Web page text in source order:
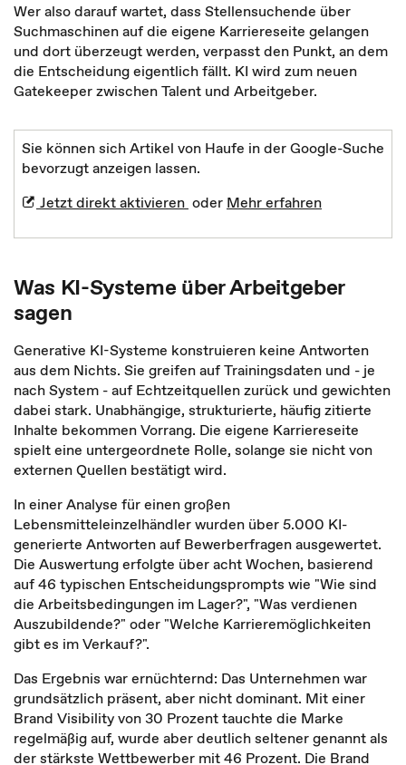
Wer also darauf wartet, dass Stellensuchende über
Suchmaschinen auf die eigene Karriereseite gelangen
und dort überzeugt werden, verpasst den Punkt, an dem
die Entscheidung eigentlich fällt. KI wird zum neuen
Gatekeeper zwischen Talent und Arbeitgeber.
Sie können sich Artikel von Haufe in der Google-Suche
bevorzugt anzeigen lassen.
Jetzt direkt aktivieren oder Mehr erfahren
Was KI-Systeme über Arbeitgeber
sagen
Generative KI-Systeme konstruieren keine Antworten
aus dem Nichts. Sie greifen auf Trainingsdaten und - je
nach System - auf Echtzeitquellen zurück und gewichten
dabei stark. Unabhängige, strukturierte, häufig zitierte
Inhalte bekommen Vorrang. Die eigene Karriereseite
spielt eine untergeordnete Rolle, solange sie nicht von
externen Quellen bestätigt wird.
In einer Analyse für einen großen
Lebensmitteleinzelhändler wurden über 5.000 KI-
generierte Antworten auf Bewerberfragen ausgewertet.
Die Auswertung erfolgte über acht Wochen, basierend
auf 46 typischen Entscheidungsprompts wie "Wie sind
die Arbeitsbedingungen im Lager?", "Was verdienen
Auszubildende?" oder "Welche Karrieremöglichkeiten
gibt es im Verkauf?".
Das Ergebnis war ernüchternd: Das Unternehmen war
grundsätzlich präsent, aber nicht dominant. Mit einer
Brand Visibility von 30 Prozent tauchte die Marke
regelmäßig auf, wurde aber deutlich seltener genannt als
der stärkste Wettbewerber mit 46 Prozent. Die Brand